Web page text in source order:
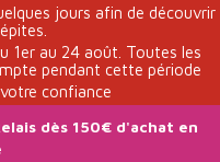
jours afin de découvrir
1er au 24 août. Toutes les
pendant cette période
confiance
dès 150€ d'achat en